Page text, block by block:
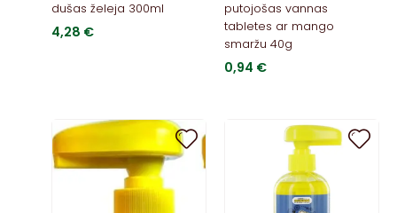
dušas želeja 300ml
4,28 €
putojošas vannas
tabletes ar mango
smaržu 40g
0,94 €